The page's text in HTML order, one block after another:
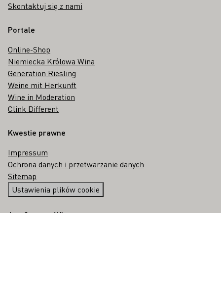
Skontaktuj się z nami
Portale
Online-Shop
Niemiecka Królowa Wina
Generation Riesling
Weine mit Herkunft
Wine in Moderation
Clink Different
Kwestie prawne
Impressum
Ochrona danych i przetwarzanie danych
Sitemap
Ustawienia plików cookie
App German Wines